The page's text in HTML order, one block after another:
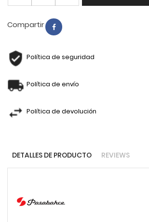
Compartir
Política de seguridad
Política de envío
Política de devolución
DETALLES DE PRODUCTO REVIEWS